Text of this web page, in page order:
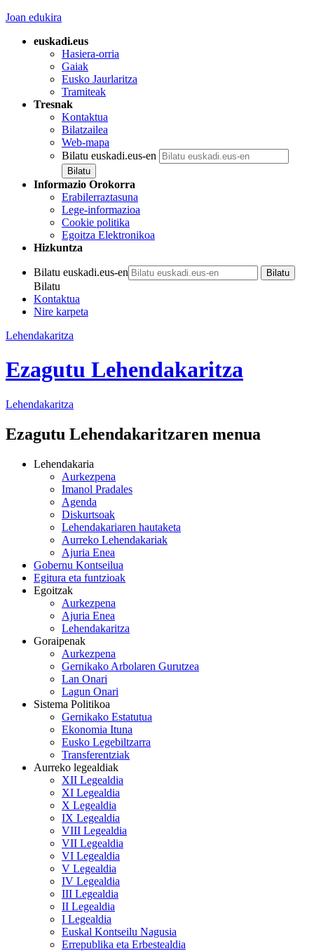
Joan edukira
euskadi.eus
Hasiera-orria
Gaiak
Eusko Jaurlaritza
Tramiteak
Tresnak
Kontaktua
Bilatzailea
Web-mapa
Bilatu euskadi.eus-en
Informazio Orokorra
Erabilerraztasuna
Lege-informazioa
Cookie politika
Egoitza Elektronikoa
Hizkuntza
Bilatu euskadi.eus-en
Bilatu
Kontaktua
Nire karpeta
Lehendakaritza
Ezagutu Lehendakaritza
Lehendakaritza
Ezagutu Lehendakaritzaren menua
Lehendakaria
Aurkezpena
Imanol Pradales
Agenda
Diskurtsoak
Lehendakariaren hautaketa
Aurreko Lehendakariak
Ajuria Enea
Gobernu Kontseilua
Egitura eta funtzioak
Egoitzak
Aurkezpena
Ajuria Enea
Lehendakaritza
Goraipenak
Aurkezpena
Gernikako Arbolaren Gurutzea
Lan Onari
Lagun Onari
Sistema Politikoa
Gernikako Estatutua
Ekonomia Ituna
Eusko Legebiltzarra
Transferentziak
Aurreko legealdiak
XII Legealdia
XI Legealdia
X Legealdia
IX Legealdia
VIII Legealdia
VII Legealdia
VI Legealdia
V Legealdia
IV Legealdia
III Legealdia
II Legealdia
I Legealdia
Euskal Kontseilu Nagusia
Errepublika eta Erbestealdia